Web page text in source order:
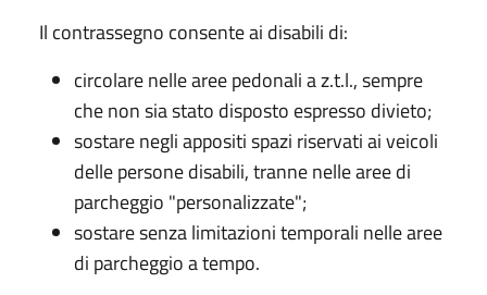
Il contrassegno consente ai disabili di:
circolare nelle aree pedonali a z.t.l., sempre
che non sia stato disposto espresso divieto;
sostare negli appositi spazi riservati ai veicoli
delle persone disabili, tranne nelle aree di
parcheggio "personalizzate";
sostare senza limitazioni temporali nelle aree
di parcheggio a tempo.